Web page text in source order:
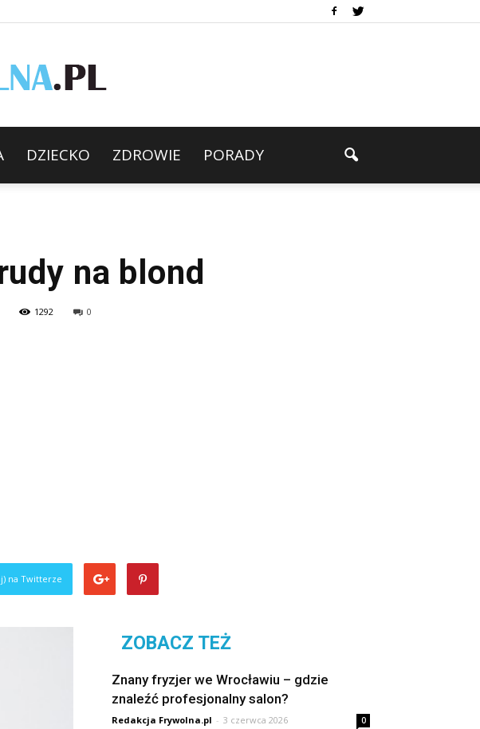
DZIECKO ZDROWIE PORADY
na blond
1292 0
na Twitterze
ZOBACZ TEŻ
Znany fryzjer we Wrocławiu – gdzie
znaleźć profesjonalny salon?
Redakcja Frywolna.pl - 3 czerwca 2026 0